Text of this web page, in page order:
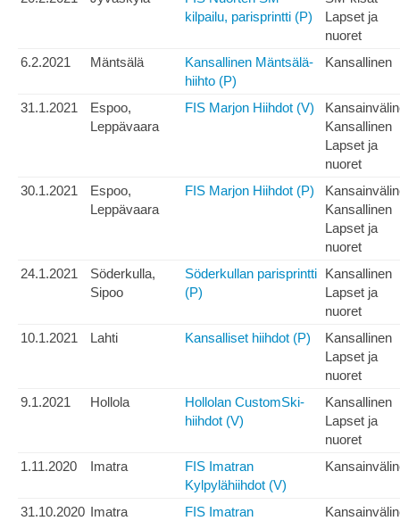
kilpailu, parisprintti (P)
Lapset ja
nuoret
6.2.2021
Mäntsälä
Kansallinen Mäntsälä-
hiihto (P)
Kansallinen
31.1.2021
Espoo,
Leppävaara
FIS Marjon Hiihdot (V)
Kansallinen
Lapset ja
nuoret
30.1.2021
Espoo,
Leppävaara
FIS Marjon Hiihdot (P)
Kansallinen
Lapset ja
nuoret
24.1.2021
Söderkulla,
Sipoo
Söderkullan parisprintti
(P)
Kansallinen
Lapset ja
nuoret
10.1.2021
Lahti Kansalliset hiihdot (P)
Kansallinen
Lapset ja
nuoret
9.1.2021
Hollola
Hollolan CustomSki-
hiihdot (V)
Kansallinen
Lapset ja
nuoret
1.11.2020
Imatra
FIS Imatran
Kylpylähiihdot (V)
31.10.2020 Imatra
FIS Imatran